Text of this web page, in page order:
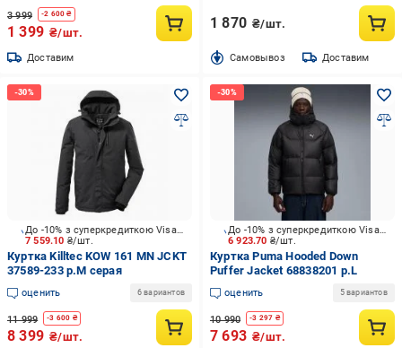
3 999 -2 600 ₴
1 399 ₴/шт.
Доставим
1 870 ₴/шт.
Cамовывоз Доставим
7 559.10 ₴/шт.
До -10% з суперкредиткою Visa Вигода
Куртка Killtec KOW 161 MN JCKT
37589-233 р.M серая
оценить 6 вариантов
11 999 -3 600 ₴
8 399 ₴/шт.
6 923.70 ₴/шт.
До -10% з суперкредиткою Visa Вигода
Куртка Puma Hooded Down
Puffer Jacket 68838201 р.L
оценить 5 вариантов
10 990 -3 297 ₴
7 693 ₴/шт.